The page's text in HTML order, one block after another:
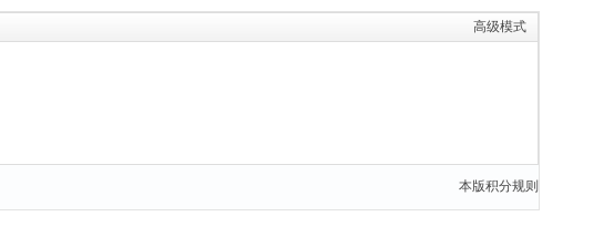
高级模式
本版积分规则